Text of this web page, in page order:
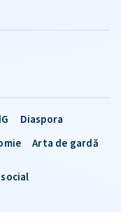
Diaspora
Arta de gardă
social